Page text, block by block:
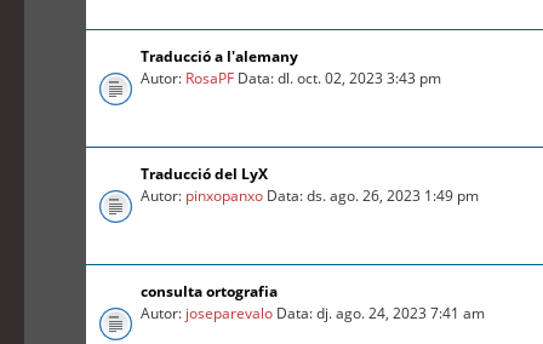
Traducció a l'alemany
Autor: RosaPF Data: dl. oct. 02, 2023 3:43 pm
Traducció del LyX
Autor: pinxopanxo Data: ds. ago. 26, 2023 1:49 pm
consulta ortografia
Autor: joseparevalo Data: dj. ago. 24, 2023 7:41 am